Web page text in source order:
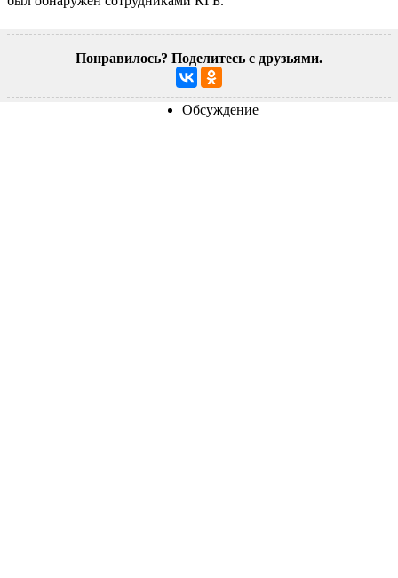
Понравилось? Поделитесь с друзьями.
Обсуждение